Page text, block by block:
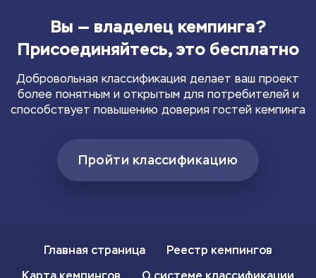
Вы — владелец кемпинга?
Присоединяйтесь, это бесплатно
Добровольная классификация делает ваш проект
более понятным и открытым для потребителей и
способствует повышению доверия гостей кемпинга
Пройти классификацию
Главная страница
Реестр кемпингов